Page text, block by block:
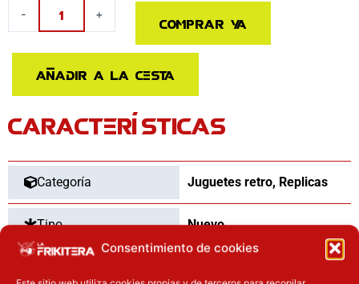
Consentimiento de cookies
-
cantidad
+ Comprar ya
Añadir a la cesta
CARACTERÍSTICAS
Categoría Juguetes retro, Replicas
Tipo Nuevo